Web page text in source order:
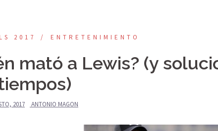
2017 ENTRETENIMIENTO
mató a Lewis? (y
2017 ANTONIO MAGON